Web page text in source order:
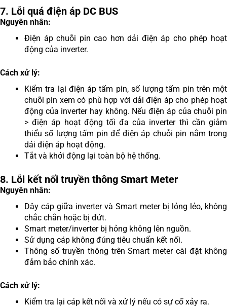
7. Lỗi quá điện áp DC BUS
Nguyên nhân:
Điện áp chuỗi pin cao hơn dải điện áp cho phép hoạt
động của inverter.
Cách xử lý:
Kiểm tra lại điện áp tấm pin, số lượng tấm pin trên một
chuỗi pin xem có phù hợp với dải điện áp cho phép hoạt
động của inverter hay không. Nếu điện áp của chuỗi pin
> điện áp hoạt động tối đa của inverter thì cần giảm
thiểu số lượng tấm pin để điện áp chuỗi pin nằm trong
dải điện áp hoạt động.
Tắt và khởi động lại toàn bộ hệ thống.
8. Lỗi kết nối truyền thông Smart Meter
Nguyên nhân:
Dây cáp giữa inverter và Smart meter bị lỏng lẻo, không
chắc chắn hoặc bị đứt.
Smart meter/inverter bị hỏng không lên nguồn.
Sử dụng cáp không đúng tiêu chuẩn kết nối.
Thông số truyền thông trên Smart meter cài đặt không
đảm bảo chính xác.
Cách xử lý:
Kiểm tra lại cáp kết nối và xử lý nếu có sự cố xảy ra.